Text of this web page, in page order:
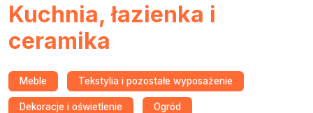
Kuchnia, łazienka i
ceramika
Meble Tekstylia i pozostałe wyposażenie
Dekoracje i oświetlenie Ogród